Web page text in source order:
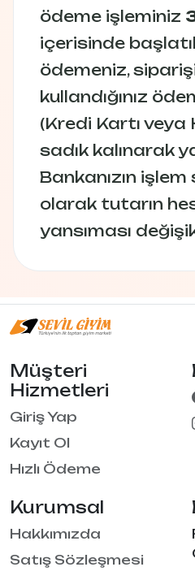
ödeme işleminiz
içerisinde
ödemeniz,
kullandığınız
(Kredi Kartı veya
sadık kalınarak
Bankanızın işlem
olarak tutarın
yansıması
Kurumsal
Hakkımızda
Satış Sözleşmesi
Müşteri
Hizmetleri
Giriş Yap
Kayıt Ol
Hızlı Ödeme